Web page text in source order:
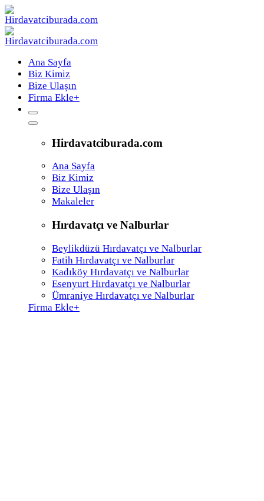
Ana Sayfa
Biz Kimiz
Bize Ulaşın
Firma Ekle+
Hirdavatciburada.com
Ana Sayfa
Biz Kimiz
Bize Ulaşın
Makaleler
Hırdavatçı ve Nalburlar
Beylikdüzü Hırdavatçı ve Nalburlar
Fatih Hırdavatçı ve Nalburlar
Kadıköy Hırdavatçı ve Nalburlar
Esenyurt Hırdavatçı ve Nalburlar
Ümraniye Hırdavatçı ve Nalburlar
Firma Ekle+